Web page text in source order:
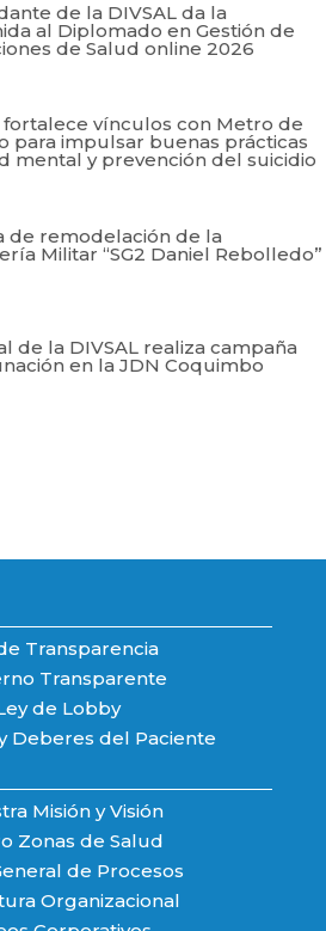
de la DIVSAL da la
al Diplomado en Gestión de
de Salud online 2026
fortalece vínculos con Metro de
para impulsar buenas prácticas
mental y prevención del suicidio
de remodelación de la
Militar “SG2 Daniel Rebolledo”
de la DIVSAL realiza campaña
en la JDN Coquimbo
Transparencia
Transparente
de Lobby
Deberes del Paciente
Misión y Visión
Zonas de Salud
de Procesos
Organizacional